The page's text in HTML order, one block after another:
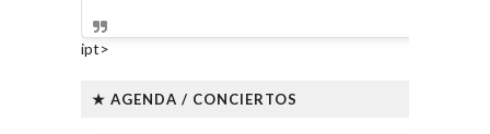
ipt>
★ AGENDA / CONCIERTOS